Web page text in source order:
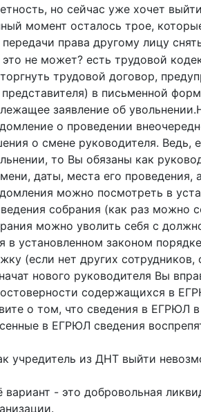
но сейчас уже хочет
момент осталось трое,
передачи права другому лицу
это не может? есть трудовой
трудовой договор,
представителя) в письменной
заявление об
о проведении
о смене руководителя. Ведь,
то Вы обязаны как
даты, места его проведения,
можно посмотреть в
собрания (как раз можно
можно уволить себя с
в установленном законом
(если нет других
нового руководителя Вы
содержащихся в
о том, что сведения в ЕГРЮЛ
в ЕГРЮЛ сведения
учредитель из ДНТ выйти
вариант - это добровольная